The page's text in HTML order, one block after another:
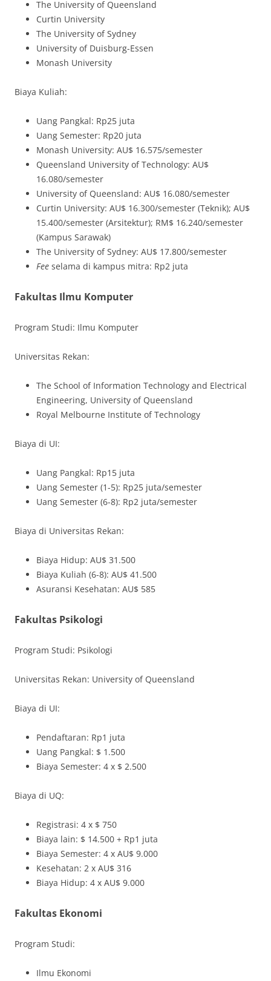
The University of Queensland
Curtin University
The University of Sydney
University of Duisburg-Essen
Monash University
Biaya Kuliah:
Uang Pangkal: Rp25 juta
Uang Semester: Rp20 juta
Monash University: AU$ 16.575/semester
Queensland University of Technology: AU$
16.080/semester
University of Queensland: AU$ 16.080/semester
Curtin University: AU$ 16.300/semester (Teknik); AU$
15.400/semester (Arsitektur); RM$ 16.240/semester
(Kampus Sarawak)
The University of Sydney: AU$ 17.800/semester
Fee selama di kampus mitra: Rp2 juta
Fakultas Ilmu Komputer
Program Studi: Ilmu Komputer
Universitas Rekan:
The School of Information Technology and Electrical
Engineering, University of Queensland
Royal Melbourne Institute of Technology
Biaya di UI:
Uang Pangkal: Rp15 juta
Uang Semester (1-5): Rp25 juta/semester
Uang Semester (6-8): Rp2 juta/semester
Biaya di Universitas Rekan:
Biaya Hidup: AU$ 31.500
Biaya Kuliah (6-8): AU$ 41.500
Asuransi Kesehatan: AU$ 585
Fakultas Psikologi
Program Studi: Psikologi
Universitas Rekan: University of Queensland
Biaya di UI:
Pendaftaran: Rp1 juta
Uang Pangkal: $ 1.500
Biaya Semester: 4 x $ 2.500
Biaya di UQ:
Registrasi: 4 x $ 750
Biaya lain: $ 14.500 + Rp1 juta
Biaya Semester: 4 x AU$ 9.000
Kesehatan: 2 x AU$ 316
Biaya Hidup: 4 x AU$ 9.000
Fakultas Ekonomi
Program Studi:
Ilmu Ekonomi